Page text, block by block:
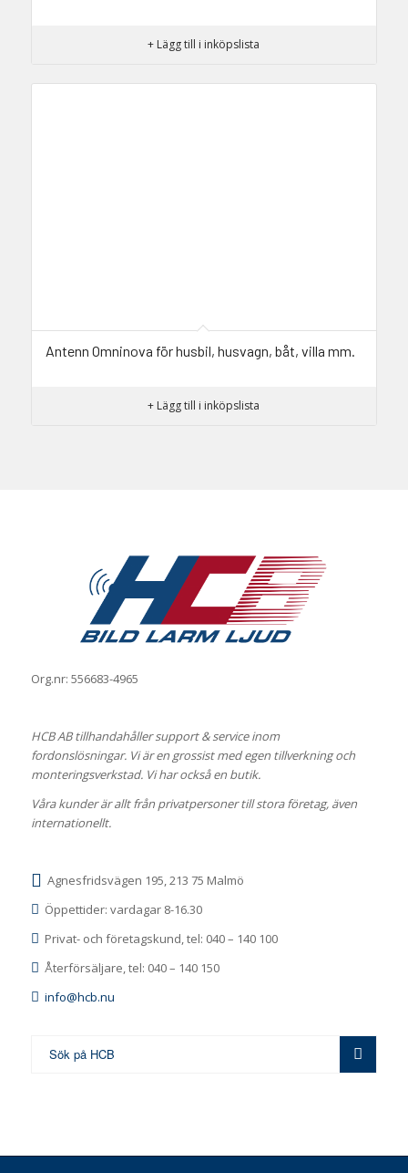
+ Lägg till i inköpslista
Antenn Omninova för husbil, husvagn, båt, villa mm.
+ Lägg till i inköpslista
Org.nr: 556683-4965
HCB AB tillhandahåller support & service inom
fordonslösningar. Vi är en grossist med egen tillverkning och
monteringsverkstad. Vi har också en butik.
Våra kunder är allt från privatpersoner till stora företag, även
internationellt.
Agnesfridsvägen 195, 213 75 Malmö
Öppettider: vardagar 8-16.30
Privat- och företagskund, tel: 040 – 140 100
Återförsäljare, tel: 040 – 140 150
info@hcb.nu